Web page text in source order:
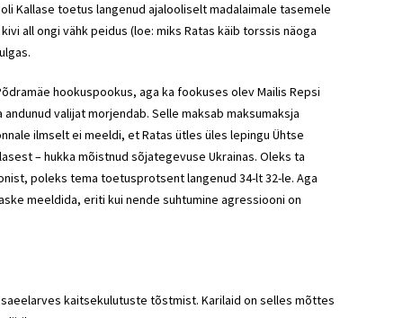
Kallase toetus langenud ajalooliselt madalaimale tasemele
all ongi vähk peidus (loe: miks Ratas käib torssis näoga
hookuspookus, aga ka fookuses olev Mailis Repsi
andunud valijat morjendab. Selle maksab maksumaksja
ilmselt ei meeldi, et Ratas ütles üles lepingu Ühtse
– hukka mõistnud sõjategevuse Ukrainas. Oleks ta
poleks tema toetusprotsent langenud 34-lt 32-le. Aga
meeldida, eriti kui nende suhtumine agressiooni on
kaitsekulutuste tõstmist. Karilaid on selles mõttes